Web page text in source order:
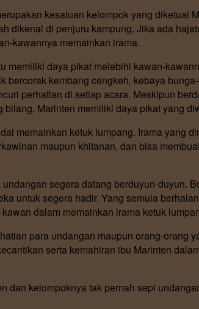
kesatuan kelompok yang diketuai
dikenal di penjuru kampung. Jika ada
kawannya memainkan irama.
memiliki daya pikat melebihi kawan-
bercorak kembang cengkeh, kebaya
perhatian di setiap acara. Meskipun
Marinten memiliki daya pikat yang
memainkan ketuk lumpang. Irama yang
maupun khitanan, dan bisa
segera datang berduyun-duyun.
untuk segera hadir. Yang semula
dalam memainkan irama ketuk
para undangan maupun orang-orang
serta kemahiran ibu Marinten
dan kelompoknya tak pernah sepi